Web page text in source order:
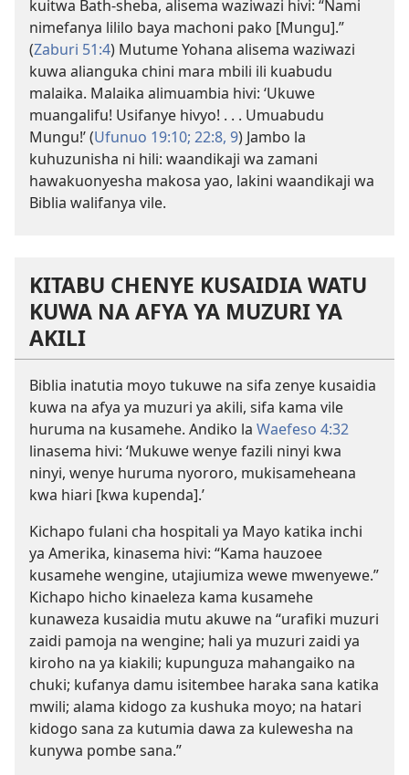
kuitwa Bath-sheba, alisema waziwazi hivi: “Nami
nimefanya lililo baya machoni pako [Mungu].”
(Zaburi 51:4) Mutume Yohana alisema waziwazi
kuwa alianguka chini mara mbili ili kuabudu
malaika. Malaika alimuambia hivi: ‘Ukuwe
muangalifu! Usifanye hivyo! . . . Umuabudu
Mungu!’ (Ufunuo 19:10; 22:8, 9) Jambo la
kuhuzunisha ni hili: waandikaji wa zamani
hawakuonyesha makosa yao, lakini waandikaji wa
Biblia walifanya vile.
KITABU CHENYE KUSAIDIA WATU
KUWA NA AFYA YA MUZURI YA
AKILI
Biblia inatutia moyo tukuwe na sifa zenye kusaidia
kuwa na afya ya muzuri ya akili, sifa kama vile
huruma na kusamehe. Andiko la Waefeso 4:32
linasema hivi: ‘Mukuwe wenye fazili ninyi kwa
ninyi, wenye huruma nyororo, mukisameheana
kwa hiari [kwa kupenda].’
Kichapo fulani cha hospitali ya Mayo katika inchi
ya Amerika, kinasema hivi: “Kama hauzoee
kusamehe wengine, utajiumiza wewe mwenyewe.”
Kichapo hicho kinaeleza kama kusamehe
kunaweza kusaidia mutu akuwe na “urafiki muzuri
zaidi pamoja na wengine; hali ya muzuri zaidi ya
kiroho na ya kiakili; kupunguza mahangaiko na
chuki; kufanya damu isitembee haraka sana katika
mwili; alama kidogo za kushuka moyo; na hatari
kidogo sana za kutumia dawa za kulewesha na
kunywa pombe sana.”